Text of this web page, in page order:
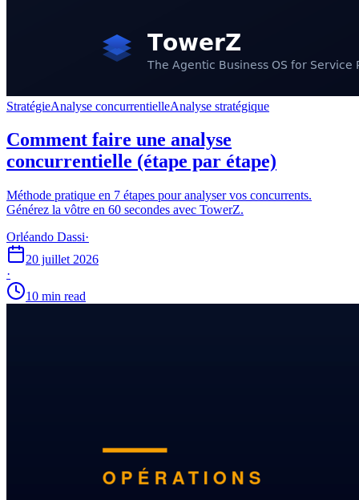
StratégieAnalyse concurrentielleAnalyse stratégique
Comment faire une analyse
concurrentielle (étape par étape)
Méthode pratique en 7 étapes pour analyser vos concurrents.
Générez la vôtre en 60 secondes avec TowerZ.
Orléando Dassi·
20 juillet 2026
·
10 min read